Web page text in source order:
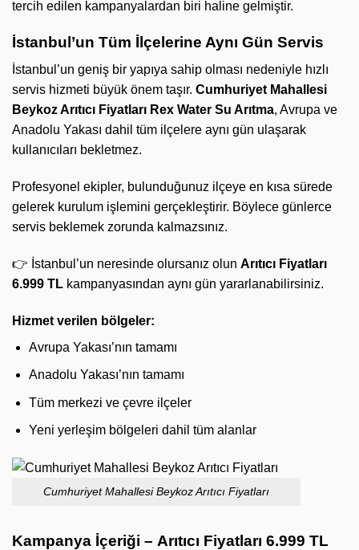
tercih edilen kampanyalardan biri haline gelmiştir.
İstanbul’un Tüm İlçelerine Aynı Gün Servis
İstanbul’un geniş bir yapıya sahip olması nedeniyle hızlı
servis hizmeti büyük önem taşır. Cumhuriyet Mahallesi
Beykoz Arıtıcı Fiyatları Rex Water Su Arıtma, Avrupa ve
Anadolu Yakası dahil tüm ilçelere aynı gün ulaşarak
kullanıcıları bekletmez.
Profesyonel ekipler, bulunduğunuz ilçeye en kısa sürede
gelerek kurulum işlemini gerçekleştirir. Böylece günlerce
servis beklemek zorunda kalmazsınız.
👉 İstanbul’un neresinde olursanız olun Arıtıcı Fiyatları
6.999 TL kampanyasından aynı gün yararlanabilirsiniz.
Hizmet verilen bölgeler:
Avrupa Yakası’nın tamamı
Anadolu Yakası’nın tamamı
Tüm merkezi ve çevre ilçeler
Yeni yerleşim bölgeleri dahil tüm alanlar
Cumhuriyet Mahallesi Beykoz Arıtıcı Fiyatları
Kampanya İçeriği – Arıtıcı Fiyatları 6.999 TL